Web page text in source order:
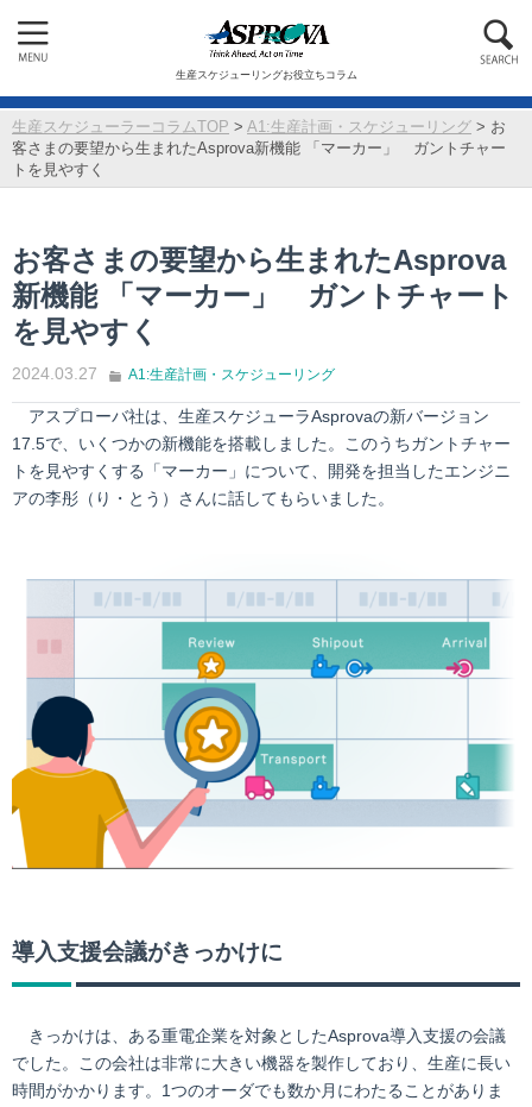
生産スケジューリングお役立ちコラム
生産スケジューラーコラムTOP > A1:生産計画・スケジューリング > お
客さまの要望から生まれたAsprova新機能 「マーカー」 ガントチャー
トを見やすく
お客さまの要望から生まれたAsprova
新機能 「マーカー」 ガントチャート
を見やすく
2024.03.27 A1:生産計画・スケジューリング
アスプローバ社は、生産スケジューラAsprovaの新バージョン
17.5で、いくつかの新機能を搭載しました。このうちガントチャー
トを見やすくする「マーカー」について、開発を担当したエンジニ
アの李彤（り・とう）さんに話してもらいました。
導入支援会議がきっかけに
きっかけは、ある重電企業を対象としたAsprova導入支援の会議
でした。この会社は非常に大きい機器を製作しており、生産に長い
時間がかかります。1つのオーダでも数か月にわたることがありま